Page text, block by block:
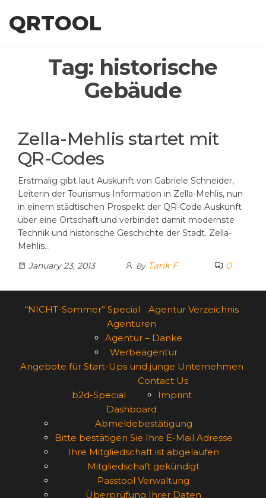
QRTOOL
Tag: historische
Gebäude
Zella-Mehlis startet mit
QR-Codes
Erstmalig gibt laut Auskunft von Gabriele Schneider,
Leiterin der Tourismus Information in Zella-Mehlis, nun
in einem städtischen Prospekt der QR-Code Auskunft
über eine Ortschaft und verbindet damit modernste
Technik und historische Geschichte der Stadt. Zella-
Mehlis…
January 23, 2013
By Tarik F 0
“NICHT-Sommer” Special
Agentur Verzeichnis
Agenturen
Agentur – Danke
Werbeagentur
Angebote für Start-Ups und junge Unternehmen
b2d-Special
Contact Us
Imprint
Dashboard
Abmeldebestätigung
Bitte bestätigen Sie Ihre E-Mail Adresse
Ihre Mitgliedschaft ist abgelaufen
Mitgliedschaft gekündigt
Passtool Verwaltung
Überprüfung Ihrer Daten